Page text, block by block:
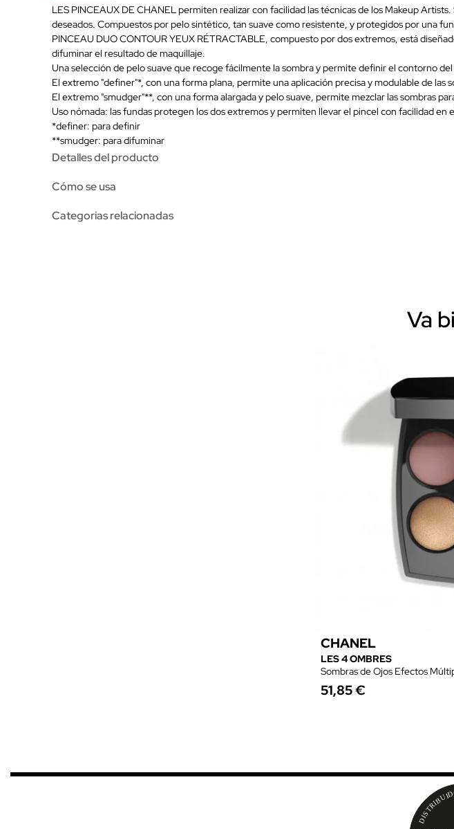
LES PINCEAUX DE CHANEL permiten realizar con facilidad las técnicas de los Makeup
deseados. Compuestos por pelo sintético, tan suave como resistente, y protegidos por una
PINCEAU DUO CONTOUR YEUX RÉTRACTABLE, compuesto por dos extremos, está
difuminar el resultado de maquillaje.
Una selección de pelo suave que recoge fácilmente la sombra y permite definir el contorno
El extremo "definer"*, con una forma plana, permite una aplicación precisa y modulable de
El extremo "smudger"**, con una forma alargada y pelo suave, permite mezclar las sombras
Uso nómada: las fundas protegen los dos extremos y permiten llevar el pincel con facilidad en
*definer: para definir
**smudger: para difuminar
Detalles del producto
Cómo se usa
Categorias relacionadas
Va
CHANEL
LES 4 OMBRES
Sombras de Ojos Efectos
51,85 €